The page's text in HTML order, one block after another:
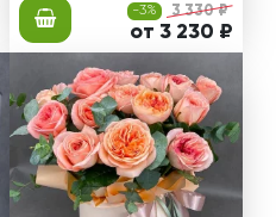
-3% 3 330 ₽
от 3 230 ₽